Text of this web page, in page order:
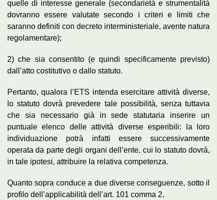
quelle di interesse generale (secondarietà e strumentalità
dovranno essere valutate secondo i criteri e limiti che
saranno definiti con decreto interministeriale, avente natura
regolamentare);
2) che sia consentito (e quindi specificamente previsto)
dall’atto costitutivo o dallo statuto.
Pertanto, qualora l’ETS intenda esercitare attività diverse,
lo statuto dovrà prevedere tale possibilità, senza tuttavia
che sia necessario già in sede statutaria inserire un
puntuale elenco delle attività diverse esperibili: la loro
individuazione potrà infatti essere successivamente
operata da parte degli organi dell’ente, cui lo statuto dovrà,
in tale ipotesi, attribuire la relativa competenza.
Quanto sopra conduce a due diverse conseguenze, sotto il
profilo dell’applicabilità dell’art. 101 comma 2.